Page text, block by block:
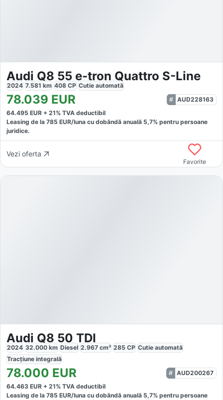
Audi Q8 55 e-tron Quattro S-Line
2024 7.581 km 408 CP Cutie automată
78.039 EUR
AUD228163
64.495 EUR + 21% TVA deductibil
Leasing de la 785 EUR/luna cu dobăndă anuală 5,7% pentru persoane
juridice.
Vezi oferta
Favorite
Audi Q8 50 TDI
2024 32.000 km Diesel 2.967 cm³ 285 CP Cutie automată
Tracțiune integrală
78.000 EUR
AUD200267
64.463 EUR + 21% TVA deductibil
Leasing de la 785 EUR/luna cu dobăndă anuală 5,7% pentru persoane